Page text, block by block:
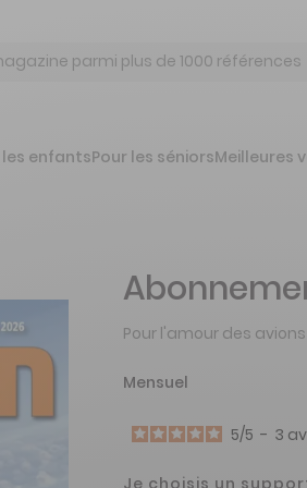
les enfantsPour les séniorsMeilleures
Pour l'amour des avions
Mensuel
5/5 - 3
Je choisis un